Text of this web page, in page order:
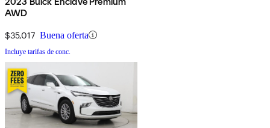
AWD
$35,017 Buena oferta
Incluye tarifas de conc.